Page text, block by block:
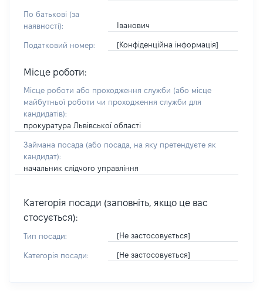
По батькові (за
наявності):
Іванович
Податковий номер: [Конфіденційна інформація]
Місце роботи:
Місце роботи або проходження служби (або місце
майбутньої роботи чи проходження служби для
кандидатів):
прокуратура Львівської області
Займана посада (або посада, на яку претендуєте як
кандидат):
начальник слідчого управління
Категорія посади (заповніть, якщо це вас
стосується):
Тип посади: [Не застосовується]
Категорія посади: [Не застосовується]